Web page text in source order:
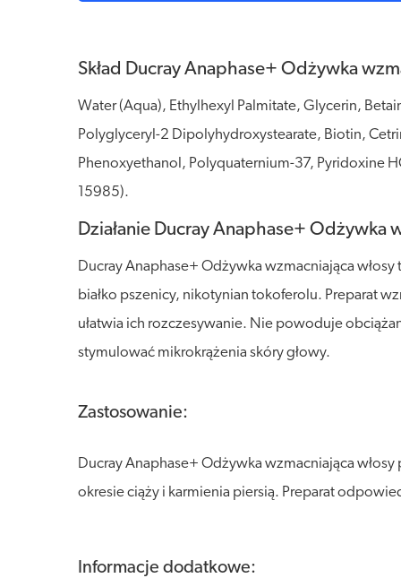
Skład Ducray Anaphase+ Odżywka
Water (Aqua), Ethylhexyl Palmitate, Glycerin,
Polyglyceryl-2 Dipolyhydroxystearate, Biotin,
Phenoxyethanol, Polyquaternium-37, Pyridoxine
15985).
Działanie Ducray Anaphase+ Odżywka
Ducray Anaphase+ Odżywka wzmacniająca
białko pszenicy, nikotynian tokoferolu. Preparat
ułatwia ich rozczesywanie. Nie powoduje
stymulować mikrokrążenia skóry głowy.
Zastosowanie:
Ducray Anaphase+ Odżywka wzmacniająca
okresie ciąży i karmienia piersią. Preparat
Informacje dodatkowe: